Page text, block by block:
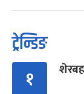
ट्रेन्डिङ
१